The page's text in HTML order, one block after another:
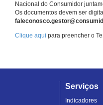
Nacional do Consumidor
Os documentos devem ser
Clique aqui para preencher o
Serviços
Indicadores